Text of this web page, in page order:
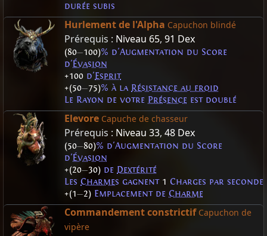
durée subis
Hurlement de l'Alpha Capuchon blindé
Prérequis : Niveau 65, 91 Dex
(80—100)% d'Augmentation du Score
d'Évasion
+100 d'Esprit
+(50—75)% à la Résistance au froid
Le Rayon de votre Présence est doublé
Elevore Capuche de chasseur
Prérequis : Niveau 33, 48 Dex
(50—80)% d'Augmentation du Score
d'Évasion
+(20—30) de Dextérité
Les Charmes gagnent 1 Charges par seconde
+(1—2) Emplacement de Charme
Commandement constrictif Capuchon de
vipère